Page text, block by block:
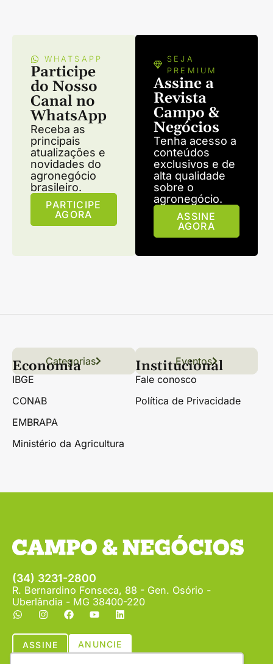
WHATSAPP
Participe
do Nosso
Canal no
WhatsApp
Receba as
principais
atualizações e
novidades do
agronegócio
brasileiro.
PARTICIPE
AGORA
SEJA
PREMIUM
Assine a
Revista
Campo &
Negócios
Tenha acesso a
conteúdos
exclusivos e de
alta qualidade
sobre o
agronegócio.
ASSINE
AGORA
Links úteis
Conteúdo Grãos
Florestas Hortifrúti
Categorias Eventos
Economia
IBGE
CONAB
EMBRAPA
Ministério da Agricultura
Institucional
Fale conosco
Política de Privacidade
(34) 3231-2800
R. Bernardino Fonseca, 88 - Gen. Osório -
Uberlândia - MG 38400-220
ASSINE ANUNCIE